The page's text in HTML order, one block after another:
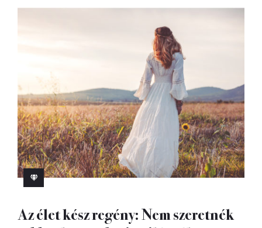
Az élet kész regény: Nem szeretnék